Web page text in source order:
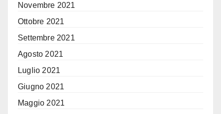
Novembre 2021
Ottobre 2021
Settembre 2021
Agosto 2021
Luglio 2021
Giugno 2021
Maggio 2021